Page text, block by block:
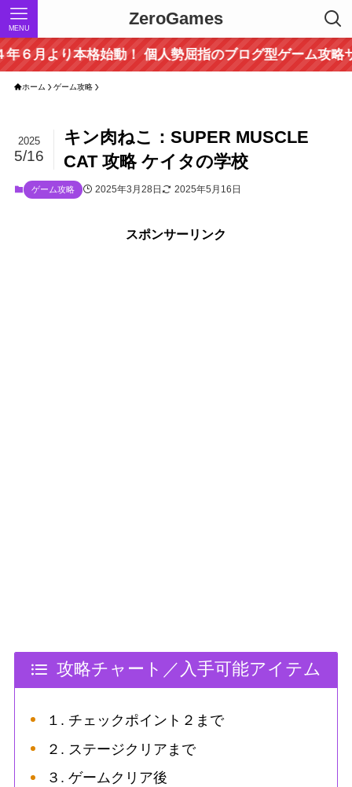
ZeroGames
MENU
り本格始動！ 個人勢屈指のブログ型ゲーム攻略サイ
ホーム ゲーム攻略
キン肉ねこ：SUPER MUSCLE
CAT 攻略 ケイタの学校
2025
5/16
ゲーム攻略 2025年3月28日 2025年5月16日
スポンサーリンク
攻略チャート／入手可能アイテム
１. チェックポイント２まで
２. ステージクリアまで
３. ゲームクリア後